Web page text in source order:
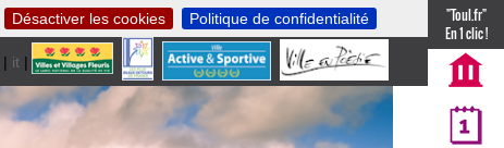
Désactiver les cookies Politique de confidentialité
| it |nl
"Toul.fr"
En 1 clic !